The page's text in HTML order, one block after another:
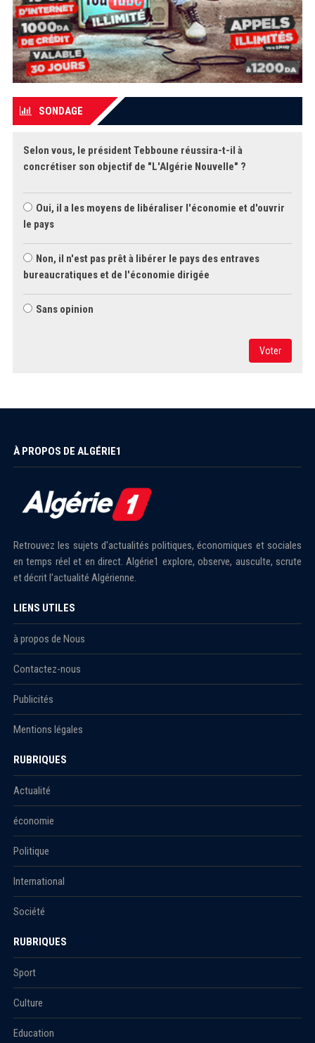
SONDAGE
Selon vous, le président Tebboune réussira-t-il à
concrétiser son objectif de "L'Algérie Nouvelle" ?
Oui, il a les moyens de libéraliser l'économie et d'ouvrir
le pays
Non, il n'est pas prêt à libérer le pays des entraves
bureaucratiques et de l'économie dirigée
Sans opinion
Voter
À PROPOS DE ALGÉRIE1
Retrouvez les sujets d'actualités politiques, économiques et sociales
en temps réel et en direct. Algérie1 explore, observe, ausculte, scrute
et décrit l'actualité Algérienne.
LIENS UTILES
à propos de Nous
Contactez-nous
Publicités
Mentions légales
RUBRIQUES
Actualité
économie
Politique
International
Société
RUBRIQUES
Sport
Culture
Education